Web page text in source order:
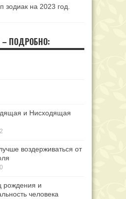
зодиак на 2023 год.
ПОДРОБНО:
и Нисходящая
воздерживаться от
рождения и
человека